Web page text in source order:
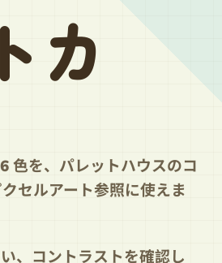
カ
色を、パレットハウスのコ
セルアート参照に使えま
、コントラストを確認し